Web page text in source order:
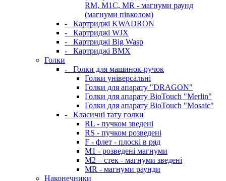
RM, M1C, MR - магнуми раунд
(магнуми півколом)
-
Картриджі KWADRON
-
Картриджі WJX
-
Картриджі Big Wasp
-
Картриджі BMX
Голки
-
Голки для машинок-ручок
Голки універсальні
Голки для апарату "DRAGON"
Голки для апарату BioTouch "Merlin"
Голки для апарату BioTouch "Mosaic"
-
Класичні тату голки
RL - пучком зведені
RS - пучком розведені
F - флет - плоскі в ряд
M1 - розведені магнуми
M2 – стек - магнуми зведені
MR - магнуми раунди
Наконечники